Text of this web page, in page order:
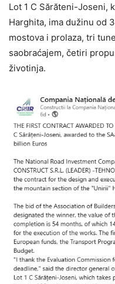
Lot 1 C Sărăteni-Joseni,
Harghita, ima dužinu od
mostova i prolaza, tri
saobraćajem, četiri
životinja.